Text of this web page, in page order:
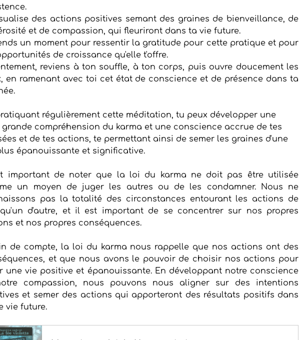
des actions positives semant des graines de bienveillance, de
et de compassion, qui fleuriront dans ta vie future.
un moment pour ressentir la gratitude pour cette pratique et pour
de croissance qu'elle t'offre.
reviens à ton souffle, à ton corps, puis ouvre doucement les
en ramenant avec toi cet état de conscience et de présence dans ta
régulièrement cette méditation, tu peux développer une
grande compréhension du karma et une conscience accrue de tes
et de tes actions, te permettant ainsi de semer les graines d'une
épanouissante et significative.
important de noter que la loi du karma ne doit pas être utilisée
un moyen de juger les autres ou de les condamner. Nous ne
pas la totalité des circonstances entourant les actions de
d'autre, et il est important de se concentrer sur nos propres
et nos propres conséquences.
de compte, la loi du karma nous rappelle que nos actions ont des
et que nous avons le pouvoir de choisir nos actions pour
une vie positive et épanouissante. En développant notre conscience
compassion, nous pouvons nous aligner sur des intentions
et semer des actions qui apporteront des résultats positifs dans
vie future.